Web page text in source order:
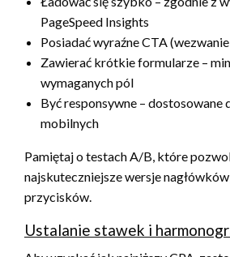
PageSpeed Insights
Posiadać wyraźne CTA
Zawierać krótkie formularze –
wymaganych pól
Być responsywne – dostosowane
mobilnych
Pamiętaj o testach A/B, które
najskuteczniejsze wersje
przycisków.
Ustalanie stawek i